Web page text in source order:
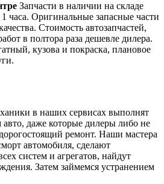
Запчасти в наличии на складе
часа. Оригинальные запасные части
Стоимость автозапчастей,
в полтора раза дешевле дилера.
кузова и покраска, плановое
в наших сервисах выполнят
даже которые дилеры либо не
ремонт. Наши мастера
автомобиля, сделают
систем и агрегатов, найдут
Затем займемся устранением